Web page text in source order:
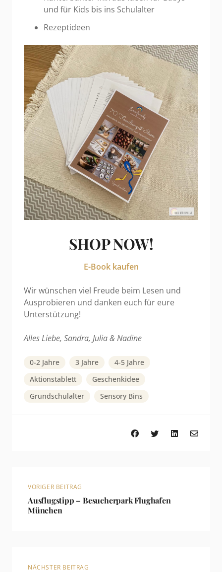
und für Kids bis ins Schulalter
Rezeptideen
SHOP NOW!
E-Book kaufen
Wir wünschen viel Freude beim Lesen und
Ausprobieren und danken euch für eure
Unterstützung!
Alles Liebe, Sandra, Julia & Nadine
0-2 Jahre 3 Jahre
4-5 Jahre
Aktionstablett
Geschenkidee
Grundschulalter
Sensory Bins
VORIGER BEITRAG
Ausflugstipp – Besucherpark Flughafen
München
NÄCHSTER BEITRAG